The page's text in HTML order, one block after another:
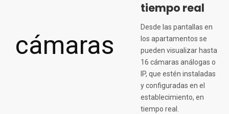
tiempo real
Desde las pantallas en
los apartamentos se
pueden visualizar hasta
16 cámaras análogas o
IP, que estén instaladas
y configuradas en el
establecimiento, en
tiempo real.